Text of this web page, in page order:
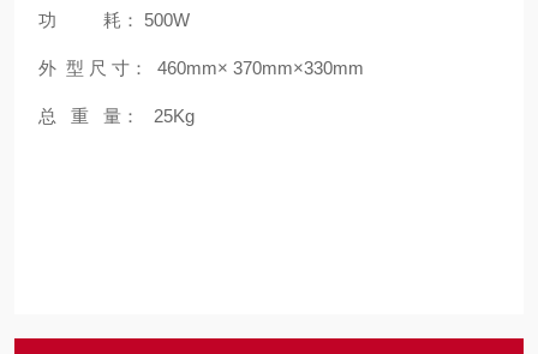
功 耗： 500W
外 型 尺 寸： 460mm× 370mm×330mm
总 重 量： 25Kg